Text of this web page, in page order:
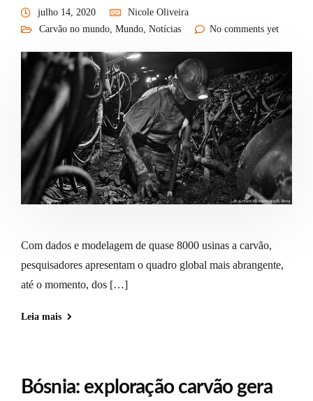
julho 14, 2020
Nicole Oliveira
Carvão no mundo Mundo Notícias No comments yet
Com dados e modelagem de quase 8000 usinas a carvão,
pesquisadores apresentam o quadro global mais abrangente,
até o momento, dos […]
Leia mais
Bósnia: exploração carvão gera